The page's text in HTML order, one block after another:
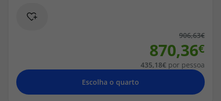
906,63
870,36
435,18
por pessoa
Escolha o quarto